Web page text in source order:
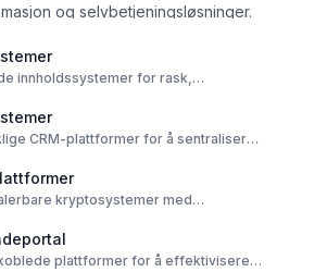
og selvbetjeningsløsninger.
innholdssystemer for rask,
CRM-plattformer for å sentralisere
kryptosystemer med
plattformer for å effektivisere